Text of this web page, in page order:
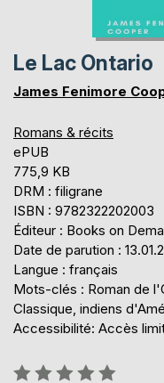
Le Lac Ontario
James Fenimore
Romans & récits
ePUB
775,9 KB
DRM : filigrane
ISBN : 9782322202003
Éditeur : Books on
Date de parution :
Langue : français
Mots-clés : Roman de
Classique, indiens
Accessibilité: Accès
Évaluation: